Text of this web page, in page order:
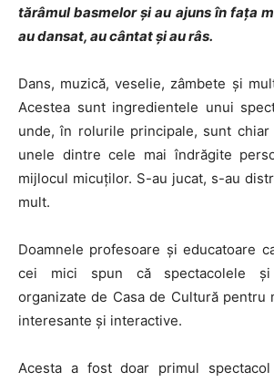
tărâmul basmelor și au ajuns în fața
au dansat, au cântat și au râs.
Dans, muzică, veselie, zâmbete și
Acestea sunt ingredientele unui
unde, în rolurile principale, sunt chiar
unele dintre cele mai îndrăgite
mijlocul micuților. S-au jucat, s-au
mult.
Doamnele profesoare și educatoare
cei mici spun că spectacolele
organizate de Casa de Cultură pentru
interesante și interactive.
Acesta a fost doar primul